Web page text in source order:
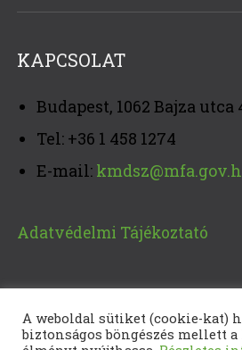
KAPCSOLAT
Budapest, 1062 Bajza utca
Tel: +36 1 458 1274
E-mail:
Adatvédelmi Tájékoztató
A weboldal sütiket (cookie-kat)
biztonságos böngészés mellett